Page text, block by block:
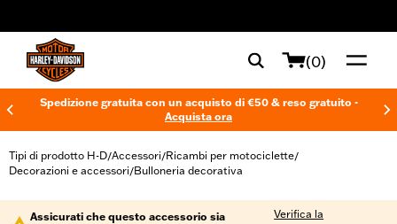
(0)
Spedizione gratuita con un acquisto di €50 & reso gratuito -
Acquista ora
Tipi di prodotto H-D/Accessori/Ricambi per motociclette/
Decorazioni e accessori/Bulloneria decorativa
Assicurati che questo accessorio sia
Verifica la